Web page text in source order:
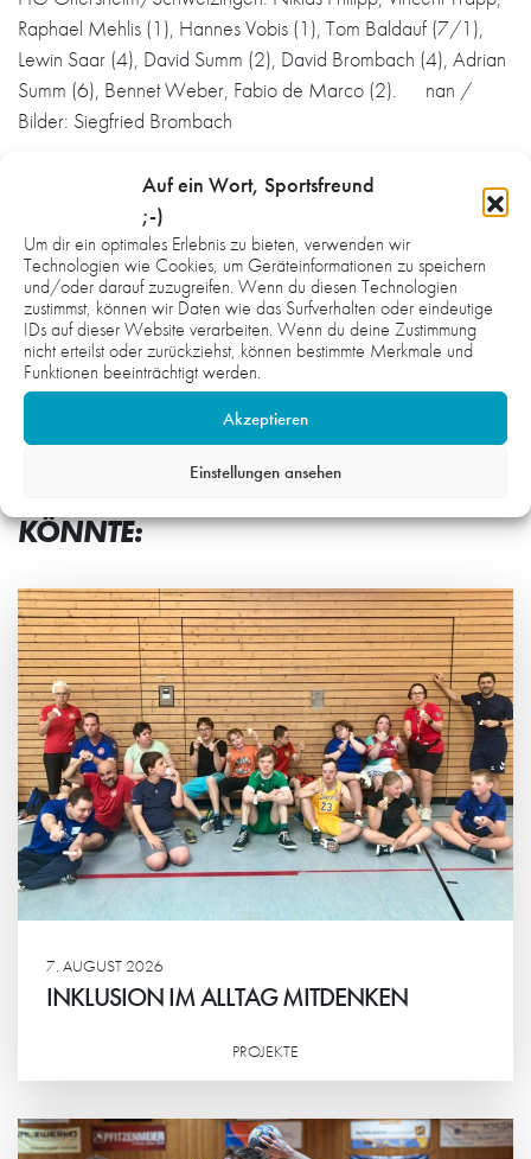
Auf ein Wort, Sportsfreund
;-)
Um dir ein optimales Erlebnis zu bieten, verwenden wir
Technologien wie Cookies, um Geräteinformationen zu speichern
und/oder darauf zuzugreifen. Wenn du diesen Technologien
zustimmst, können wir Daten wie das Surfverhalten oder eindeutige
IDs auf dieser Website verarbeiten. Wenn du deine Zustimmung
nicht erteilst oder zurückziehst, können bestimmte Merkmale und
Funktionen beeinträchtigt werden.
Akzeptieren
Einstellungen ansehen
Raphael Mehlis (1), Hannes Vobis (1), Tom Baldauf (7/1),
Lewin Saar (4), David Summ (2), David Brombach (4), Adrian
Summ (6), Bennet Weber, Fabio de Marco (2). nan /
Bilder: Siegfried Brombach
Nächstes Spiel: TSG Wiesloch – HG (Samstag, 15:30
Uhr, Stadionhalle, Wiesloch)
Bildergalerie
WAS DICH NOCH INTERESSIEREN
KÖNNTE:
7. AUGUST 2026
INKLUSION IM ALLTAG MITDENKEN
PROJEKTE